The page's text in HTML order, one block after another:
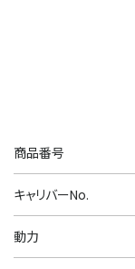
商品番号
キャリバーNo.
動力